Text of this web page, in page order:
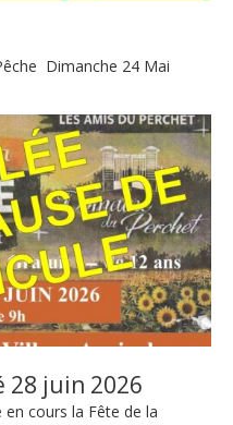
Dimanche 24 Mai
28 juin 2026
cours la Fête de la